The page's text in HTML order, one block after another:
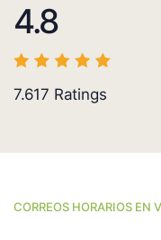
4.8
7.617 Ratings
CORREOS HORARIOS EN